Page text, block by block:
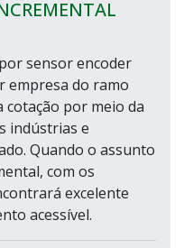
sensor encoder
empresa do ramo
cotação por meio da
indústrias e
Quando o assunto
com os
excelente
acessível.